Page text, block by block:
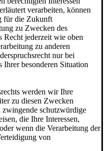
verarbeiten, können
für die Zukunft
zu Zwecken des
Recht jederzeit wie oben
zu anderen
nur bei
besonderen Situation
werden wir Ihre
zu diesen Zwecken
zwingende schutzwürdige
die Ihre Interessen,
wenn die Verarbeitung der
von